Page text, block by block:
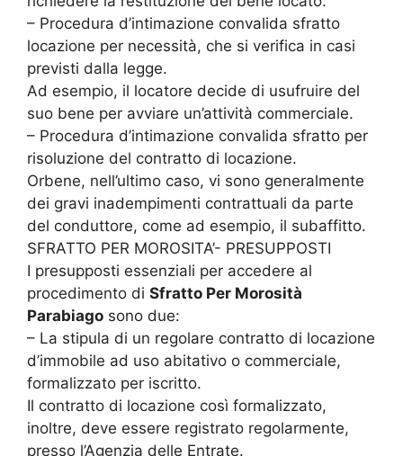
– Procedura d’intimazione convalida sfratto
locazione per necessità, che si verifica in casi
previsti dalla legge.
Ad esempio, il locatore decide di usufruire del
suo bene per avviare un’attività commerciale.
– Procedura d’intimazione convalida sfratto per
risoluzione del contratto di locazione.
Orbene, nell’ultimo caso, vi sono generalmente
dei gravi inadempimenti contrattuali da parte
del conduttore, come ad esempio, il subaffitto.
SFRATTO PER MOROSITA’- PRESUPPOSTI
I presupposti essenziali per accedere al
procedimento di Sfratto Per Morosità
Parabiago sono due:
– La stipula di un regolare contratto di locazione
d’immobile ad uso abitativo o commerciale,
formalizzato per iscritto.
Il contratto di locazione così formalizzato,
inoltre, deve essere registrato regolarmente,
presso l’Agenzia delle Entrate.